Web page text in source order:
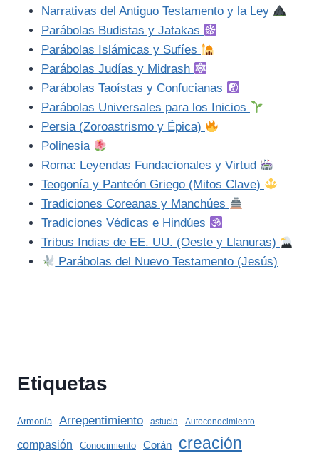
Narrativas del Antiguo Testamento y la Ley
Parábolas Budistas y Jatakas
Parábolas Islámicas y Sufíes
Parábolas Judías y Midrash
Parábolas Taoístas y Confucianas
Parábolas Universales para los Inicios
Persia (Zoroastrismo y Épica)
Polinesia
Roma: Leyendas Fundacionales y Virtud
Teogonía y Panteón Griego (Mitos Clave)
Tradiciones Coreanas y Manchúes
Tradiciones Védicas e Hindúes
Tribus Indias de EE. UU. (Oeste y Llanuras)
Parábolas del Nuevo Testamento (Jesús)
Etiquetas
Armonía Arrepentimiento astucia Autoconocimiento
compasión Conocimiento Corán creación